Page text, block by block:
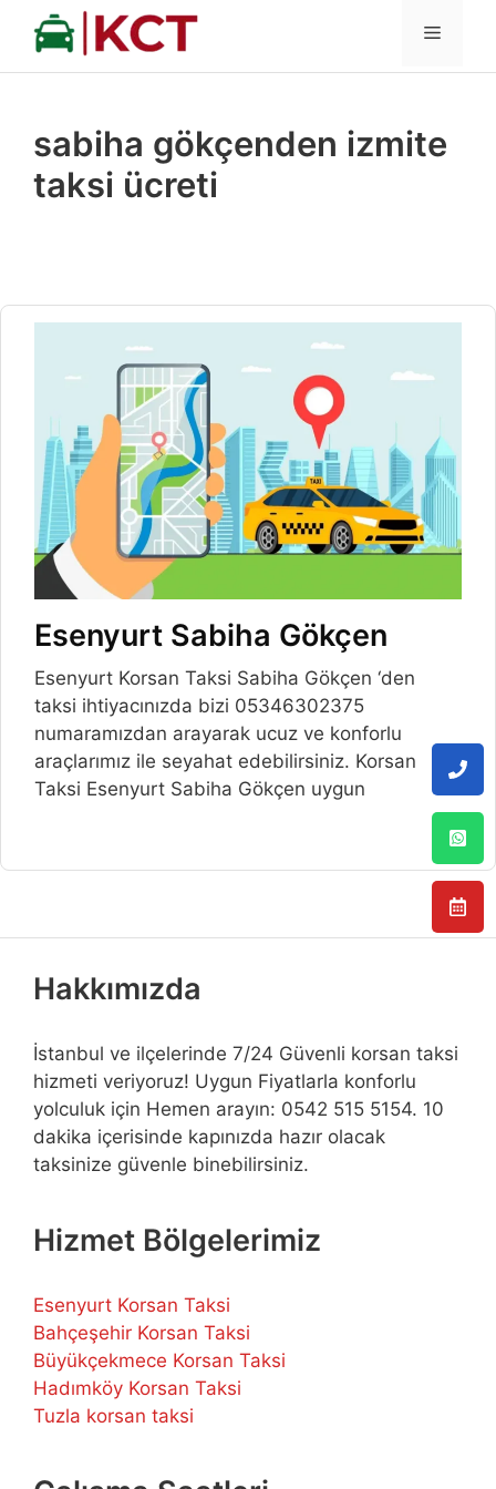
İçeriğe
MENÜ
sabiha gökçenden izmite
taksi ücreti
Esenyurt Sabiha Gökçen
Esenyurt Korsan Taksi Sabiha Gökçen ‘den
taksi ihtiyacınızda bizi 05346302375
numaramızdan arayarak ucuz ve konforlu
araçlarımız ile seyahat edebilirsiniz. Korsan
Taksi Esenyurt Sabiha Gökçen uygun
Hakkımızda
İstanbul ve ilçelerinde 7/24 Güvenli korsan taksi
hizmeti veriyoruz! Uygun Fiyatlarla konforlu
yolculuk için Hemen arayın: 0542 515 5154. 10
dakika içerisinde kapınızda hazır olacak
taksinize güvenle binebilirsiniz.
Hizmet Bölgelerimiz
Esenyurt Korsan Taksi
Bahçeşehir Korsan Taksi
Büyükçekmece Korsan Taksi
Hadımköy Korsan Taksi
Tuzla korsan taksi